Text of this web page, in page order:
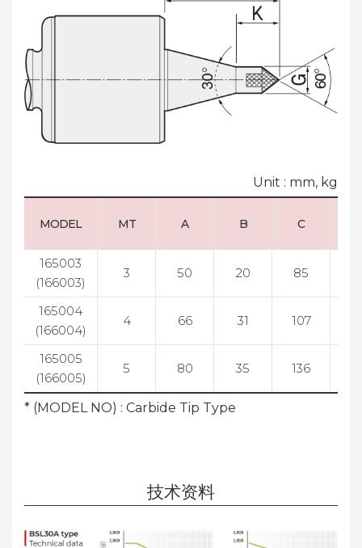
Unit : mm, kg
MODEL MT A B C
165003
(166003)
3 50 20 85
165004
(166004)
4 66 31 107
165005
(166005)
5 80 35 136
* (MODEL NO) : Carbide Tip Type
技术资料